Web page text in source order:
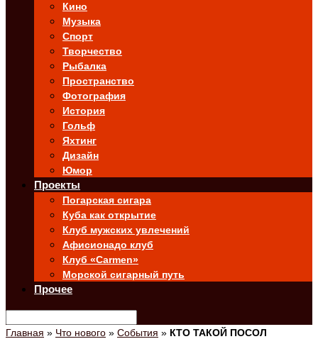
Кино
Музыка
Спорт
Творчество
Рыбалка
Пространство
Фотография
История
Гольф
Яхтинг
Дизайн
Юмор
Проекты
Погарская сигара
Куба как открытие
Клуб мужских увлечений
Афисионадо клуб
Клуб «Carmen»
Морской сигарный путь
Прочее
Главная » Что нового » События » КТО ТАКОЙ ПОСОЛ